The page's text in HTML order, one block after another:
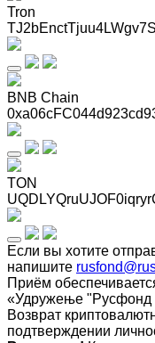
Tron
BNB Chain
TON
Если вы хотите
напишите
Приём
«Удружење "Русфонд
Возврат
подтверждении